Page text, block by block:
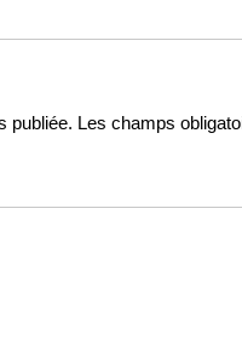
publiée. Les champs